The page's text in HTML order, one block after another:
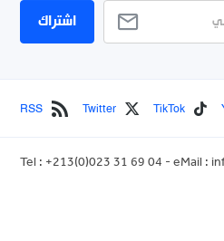
اشتراك
TikTok
Twitter
RSS
Tel : +213(0)023 31 69 04 - eMail :